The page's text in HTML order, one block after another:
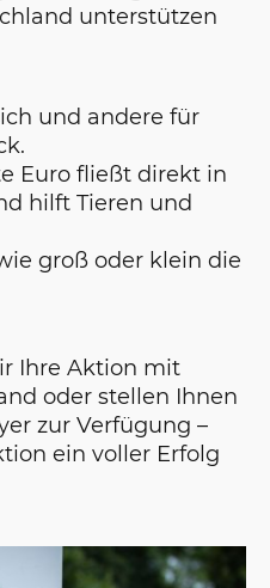
unterstützen
und andere für
Euro fließt direkt in
hilft Tieren und
groß oder klein die
Ihre Aktion mit
oder stellen Ihnen
zur Verfügung –
ein voller Erfolg